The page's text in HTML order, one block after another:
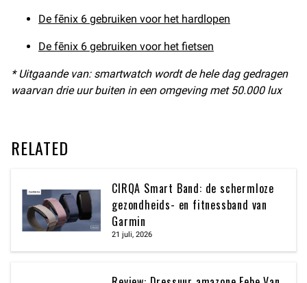
De fēnix 6 gebruiken voor het hardlopen
De fēnix 6 gebruiken voor het fietsen
* Uitgaande van: smartwatch wordt de hele dag gedragen
waarvan drie uur buiten in een omgeving met 50.000 lux
RELATED
CIRQA Smart Band: de schermloze
gezondheids- en fitnessband van
Garmin
21 juli, 2026